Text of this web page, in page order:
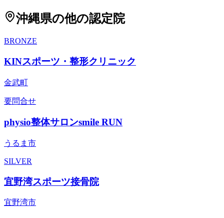
沖縄県の他の認定院
BRONZE
KINスポーツ・整形クリニック
金武町
要問合せ
physio整体サロンsmile RUN
うるま市
SILVER
宜野湾スポーツ接骨院
宜野湾市